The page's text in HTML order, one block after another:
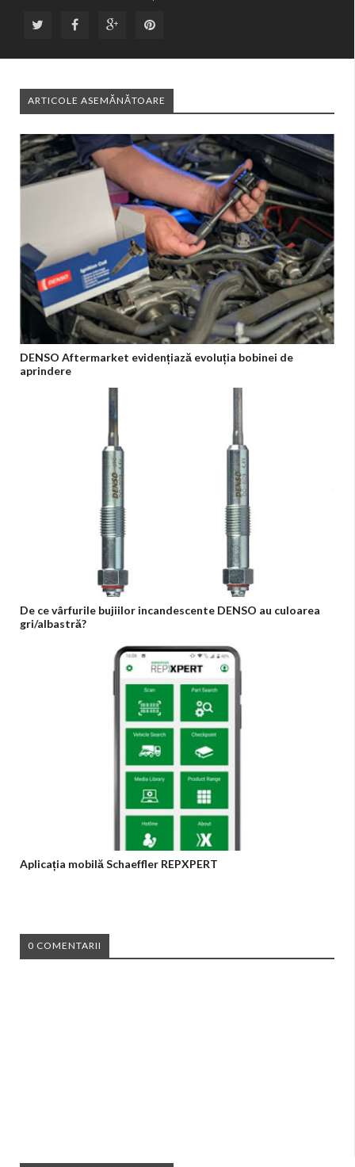
ARTICOLE ASEMĂNĂTOARE
DENSO Aftermarket evidențiază evoluția bobinei de
aprindere
De ce vârfurile bujiilor incandescente DENSO au culoarea
gri/albastră?
Aplicația mobilă Schaeffler REPXPERT
0 COMENTARII